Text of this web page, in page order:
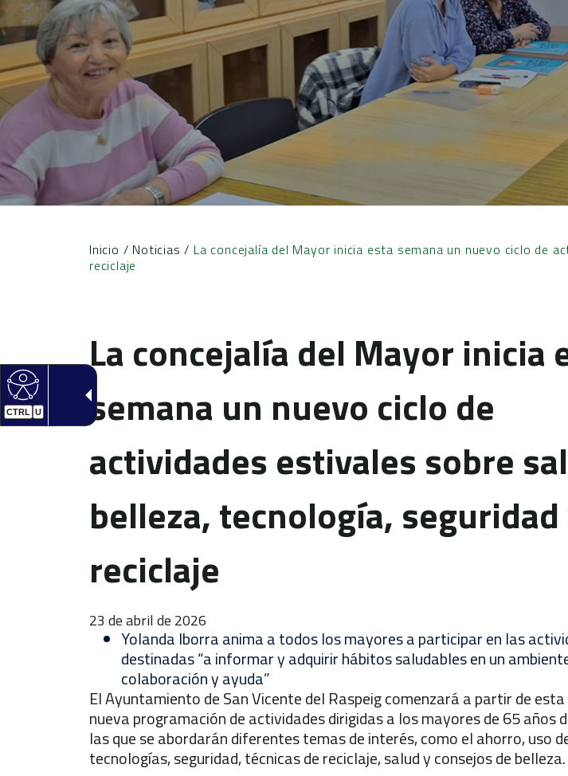
CTRL U
Inicio / Noticias / La concejalía del Mayor inicia esta semana un nuevo ciclo de
reciclaje
La concejalía del Mayor inicia
semana un nuevo ciclo de
actividades estivales sobre
belleza, tecnología,
reciclaje
23 de abril de 2026
Yolanda Iborra anima a todos los mayores a participar en las
destinadas “a informar y adquirir hábitos saludables en un
colaboración y ayuda”
El Ayuntamiento de San Vicente del Raspeig comenzará a partir de
nueva programación de actividades dirigidas a los mayores de 65 años
las que se abordarán diferentes temas de interés, como el ahorro, uso
tecnologías, seguridad, técnicas de reciclaje, salud y consejos de belleza.